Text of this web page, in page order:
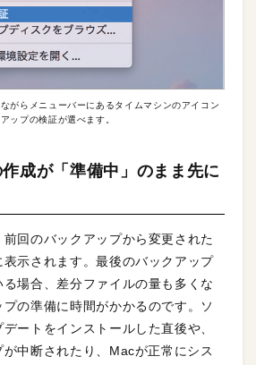
がらメニューバーにあるタイムマシンのアイコン
ップの検証が選べます。
成が「準備中」のまま先に
前回のバックアップから変更された
示されます。最後のバックアップ
場合、差分ファイルの量も多くな
の準備に時間がかかるのです。ソ
ートをインストールした直後や、
中断されたり、Macが正常にシス